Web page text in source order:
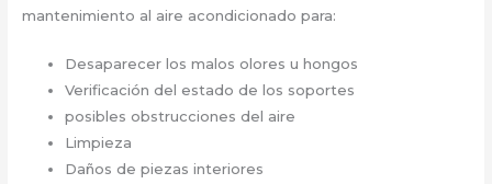
mantenimiento al aire acondicionado para:
Desaparecer los malos olores u hongos
Verificación del estado de los soportes
posibles obstrucciones del aire
Limpieza
Daños de piezas interiores